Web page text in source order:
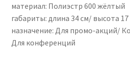
материал: Полиэстр 600 жёлтый
габариты: длина 34 см/ высота
назначение: Для промо-акций/
Для конференций